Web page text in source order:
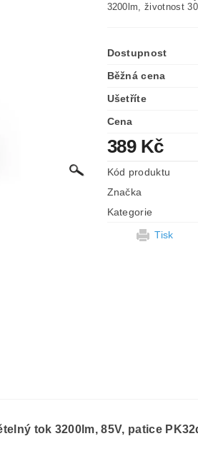
3200lm, životnost
Dostupnost
Běžná cena
Ušetříte
Cena
389 Kč
Kód produktu
Značka
Kategorie
Tisk
tok 3200lm, 85V, patice